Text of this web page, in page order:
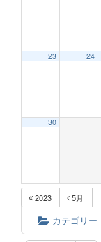
23 24
30
2023 5月
カテゴリー
2:00 AM
6:00 AM